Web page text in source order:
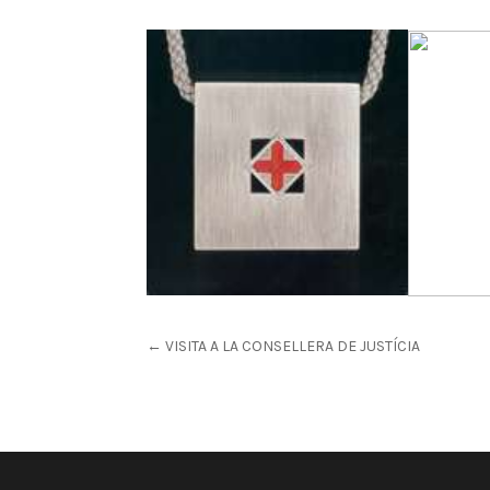
←VISITA A LA CONSELLERA DE JUSTÍCIA